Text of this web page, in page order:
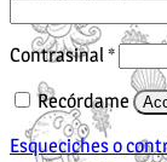
Contrasinal*
Recórdame
Esqueciches o